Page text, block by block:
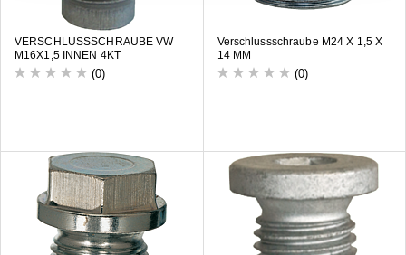
VERSCHLUSSSCHRAUBE VW
M16X1,5 INNEN 4KT
(0)
Verschlussschraube M24 X 1,5 X
14 MM
(0)